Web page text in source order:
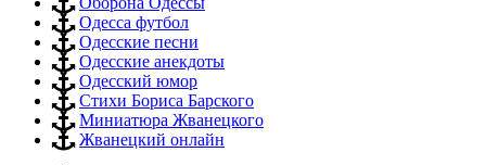
Одесса футбол
Одесские песни
Одесские анекдоты
Одесский юмор
Стихи Бориса Барского
Миниатюра Жванецкого
Жванецкий онлайн